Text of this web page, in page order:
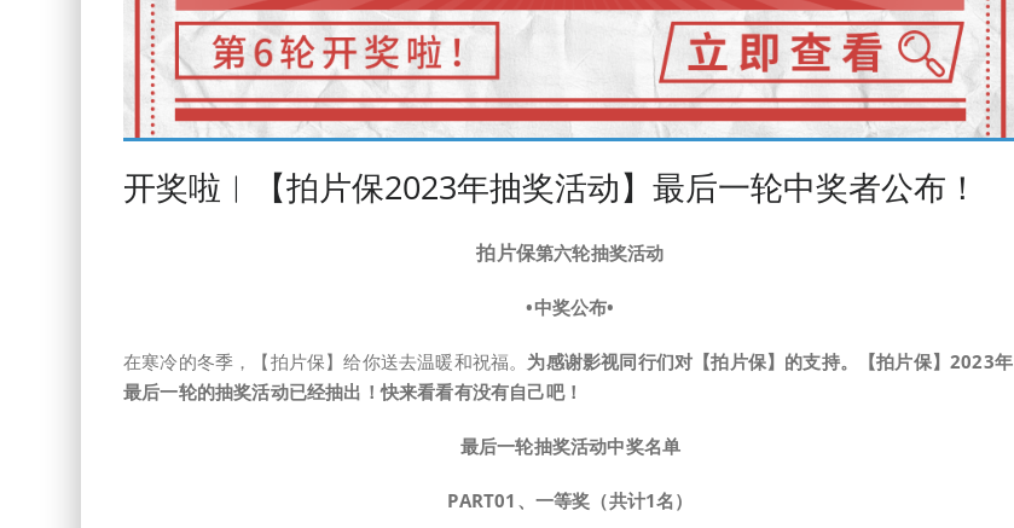
开奖啦︱【拍片保2023年抽奖活动】最后一轮中奖者公布！
拍片保第六轮抽奖活动
•中奖公布•
在寒冷的冬季，【拍片保】给你送去温暖和祝福。 为感谢影视同行们对【拍片保】的支持。
【拍片保】2023年
最后一轮的抽奖活动已经抽出！快来看看有没有自己吧！
最后一轮抽奖活动中奖名单
PART01、 一等奖（共计1名）